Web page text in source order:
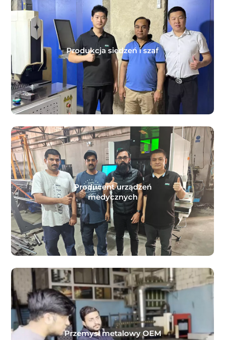
Produkcja siedzeń i szaf
Producent urządzeń
medycznych
Przemysł metalowy OEM